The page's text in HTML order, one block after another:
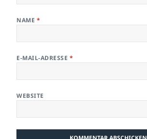
NAME *
E-MAIL-ADRESSE *
WEBSITE